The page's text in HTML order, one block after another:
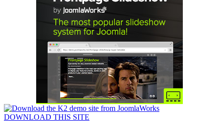
DOWNLOAD THIS SITE